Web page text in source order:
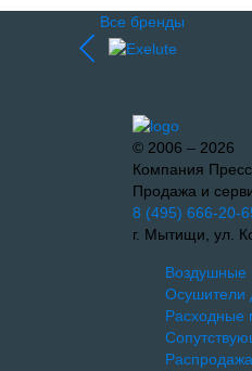
Все бренды
© 2006 – 2026
Компания
Продажа и
8 (495) 666-20-
г. Мытищи, ул.
Воздушные
Осушители
Расходные
Распродажа